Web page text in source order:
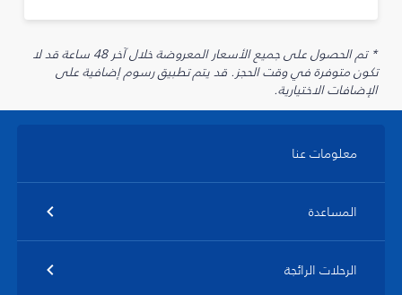
* تم الحصول على جميع الأسعار المعروضة خلال آخر 48 ساعة قد لا
تكون متوفرة في وقت الحجز. قد يتم تطبيق رسوم إضافية على
الإضافات الاختيارية.
معلومات عنا
المساعدة
الرحلات الرائجة